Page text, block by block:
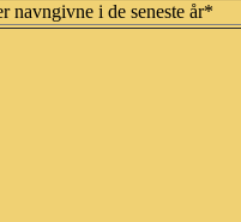
navngivne i de seneste år*